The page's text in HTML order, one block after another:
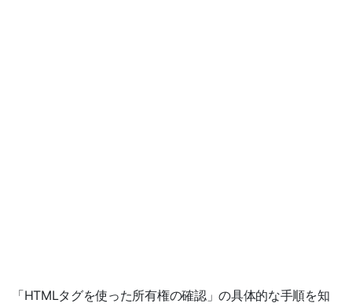
「HTMLタグを使った所有権の確認」の具体的な手順を知